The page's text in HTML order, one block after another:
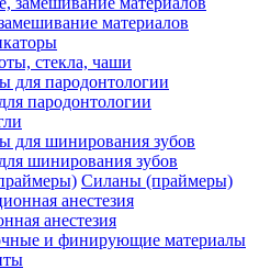
материалов
стекла, чаши
пародонтологии
шинирования зубов
Силаны (праймеры)
анестезия